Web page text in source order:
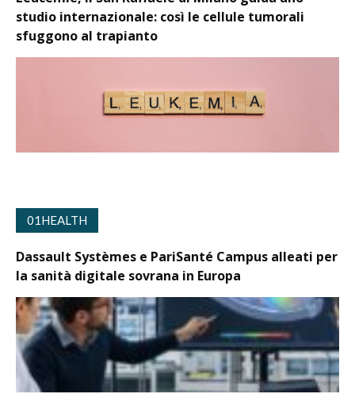
studio internazionale: così le cellule tumorali
sfuggono al trapianto
01HEALTH
Dassault Systèmes e PariSanté Campus alleati per
la sanità digitale sovrana in Europa